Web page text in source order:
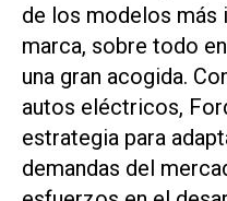
de los modelos más
marca, sobre todo
una gran acogida.
autos eléctricos,
estrategia para
demandas del